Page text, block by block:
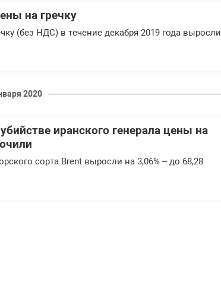
на гречку
(без НДС) в течение декабря 2019 года выросли
2020
иранского генерала цены на
сорта Brent выросли на 3,06% – до 68,28